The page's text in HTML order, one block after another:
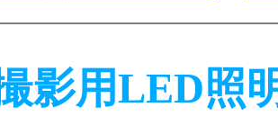
影用LED照